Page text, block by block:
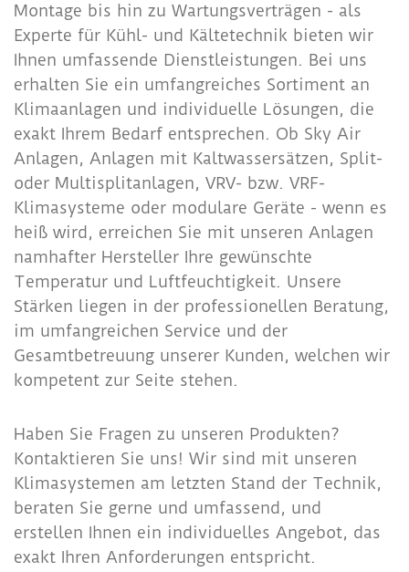
Montage bis hin zu Wartungsverträgen - als
Experte für Kühl- und Kältetechnik bieten wir
Ihnen umfassende Dienstleistungen. Bei uns
erhalten Sie ein umfangreiches Sortiment an
Klimaanlagen und individuelle Lösungen, die
exakt Ihrem Bedarf entsprechen. Ob Sky Air
Anlagen, Anlagen mit Kaltwassersätzen, Split-
oder Multisplitanlagen, VRV- bzw. VRF-
Klimasysteme oder modulare Geräte - wenn es
heiß wird, erreichen Sie mit unseren Anlagen
namhafter Hersteller Ihre gewünschte
Temperatur und Luftfeuchtigkeit. Unsere
Stärken liegen in der professionellen Beratung,
im umfangreichen Service und der
Gesamtbetreuung unserer Kunden, welchen wir
kompetent zur Seite stehen.
Haben Sie Fragen zu unseren Produkten?
Kontaktieren Sie uns! Wir sind mit unseren
Klimasystemen am letzten Stand der Technik,
beraten Sie gerne und umfassend, und
erstellen Ihnen ein individuelles Angebot, das
exakt Ihren Anforderungen entspricht.